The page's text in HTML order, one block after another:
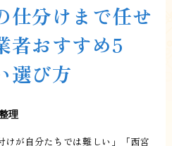
仕分けまで任せ
者おすすめ5
選び方
理
けが自分たちでは難しい」「西宮